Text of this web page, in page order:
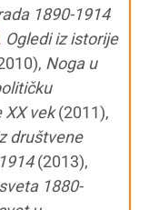
1890-1914
Ogledi iz istorije
Noga u
vek(2011),
društvene
(2013),
1880-